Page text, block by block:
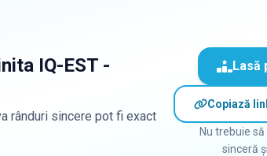
IQ-EST -
rânduri sincere pot fi exact
Lasă
Copiază
Nu trebuie
sinceră